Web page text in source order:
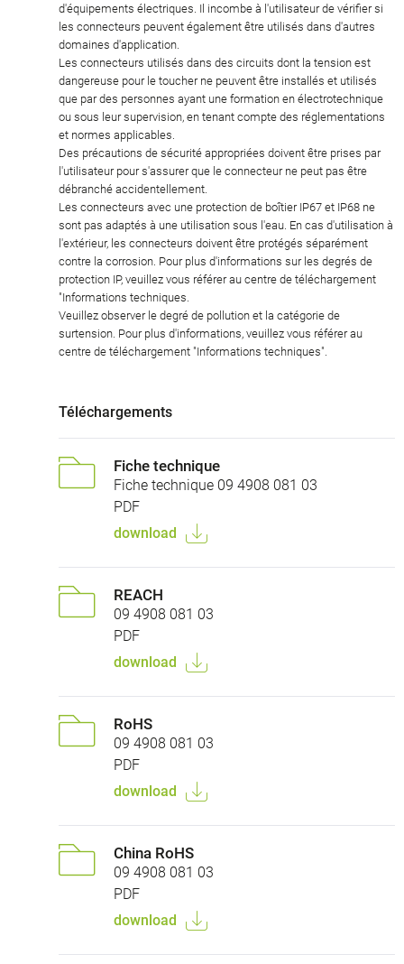
d'équipements électriques. Il incombe à l'utilisateur de vérifier si
les connecteurs peuvent également être utilisés dans d'autres
domaines d'application.
Les connecteurs utilisés dans des circuits dont la tension est
dangereuse pour le toucher ne peuvent être installés et utilisés
que par des personnes ayant une formation en électrotechnique
ou sous leur supervision, en tenant compte des réglementations
et normes applicables.
Des précautions de sécurité appropriées doivent être prises par
l'utilisateur pour s'assurer que le connecteur ne peut pas être
débranché accidentellement.
Les connecteurs avec une protection de boîtier IP67 et IP68 ne
sont pas adaptés à une utilisation sous l'eau. En cas d'utilisation à
l'extérieur, les connecteurs doivent être protégés séparément
contre la corrosion. Pour plus d'informations sur les degrés de
protection IP, veuillez vous référer au centre de téléchargement
"Informations techniques.
Veuillez observer le degré de pollution et la catégorie de
surtension. Pour plus d'informations, veuillez vous référer au
centre de téléchargement "Informations techniques".
Téléchargements
Fiche technique
Fiche technique 09 4908 081 03
PDF
download
REACH
09 4908 081 03
PDF
download
RoHS
09 4908 081 03
PDF
download
China RoHS
09 4908 081 03
PDF
download